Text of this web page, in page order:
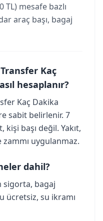
TL) mesafe bazlı
araç başı, bagaj
Kaç
hesaplanır?
Kaç Dakika
sabit belirlenir. 7
başı değil. Yakıt,
uygulanmaz.
dahil?
sigorta, bagaj
ücretsiz, su ikramı